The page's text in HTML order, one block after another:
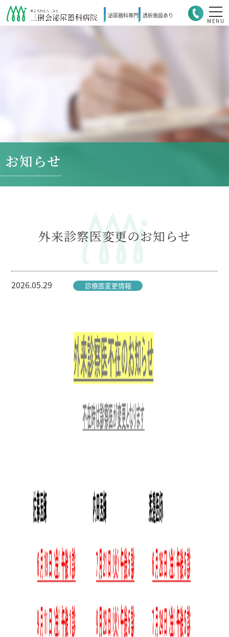
泌尿器科専門 透析施設あり
MENU
お知らせ
外来診察医変更のお知らせ
2026.05.29 診療医変更情報